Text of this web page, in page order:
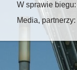
W sprawie biegu:
Media, partnerzy: